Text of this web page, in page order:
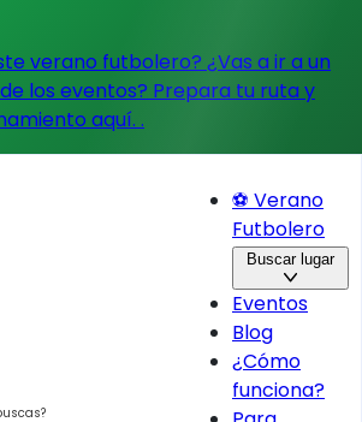
verano futbolero? ¿Vas a ir a un
los eventos? Prepara tu ruta y
aquí. .
⚽ Verano
Futbolero
Buscar lugar
Eventos
Blog
¿Cómo
funciona?